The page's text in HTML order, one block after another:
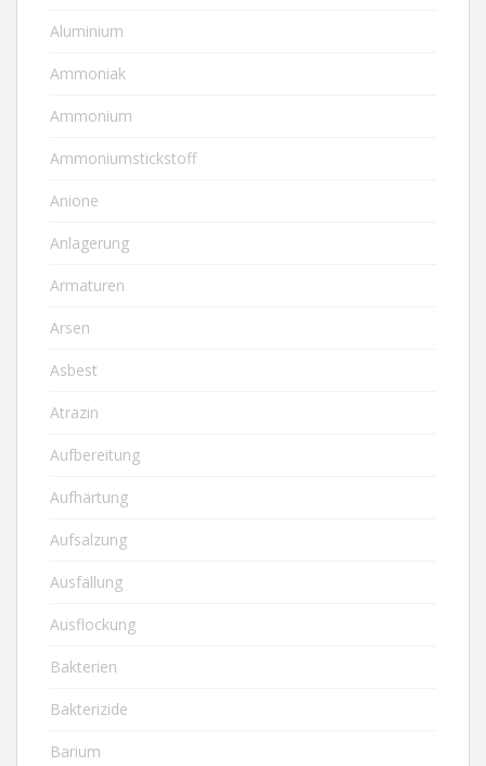
Aluminium
Ammoniak
Ammonium
Ammoniumstickstoff
Anione
Anlagerung
Armaturen
Arsen
Asbest
Atrazin
Aufbereitung
Aufhärtung
Aufsalzung
Ausfällung
Ausflockung
Bakterien
Bakterizide
Barium